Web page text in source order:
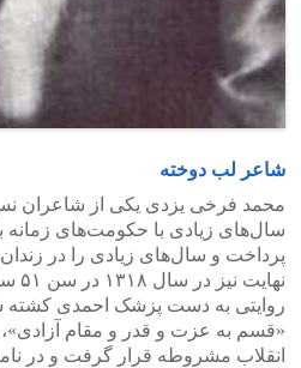
شاعر لب دوخته
محمد فرخی یزدی یکی از شاعران
سال‌های زیادی با حکومت‌های زمانه
پرداخت و سال‌های زیادی را در
روایتی به دست پزشک احمدی
«قسم به عزت و قدر و مقام آزادی»،
انقلاب مشروطه قرار گرفت و در